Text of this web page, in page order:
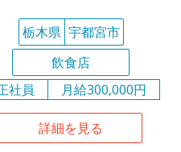
栃木県 宇都宮市
飲食店
社員
月給300,000円
詳細を見る